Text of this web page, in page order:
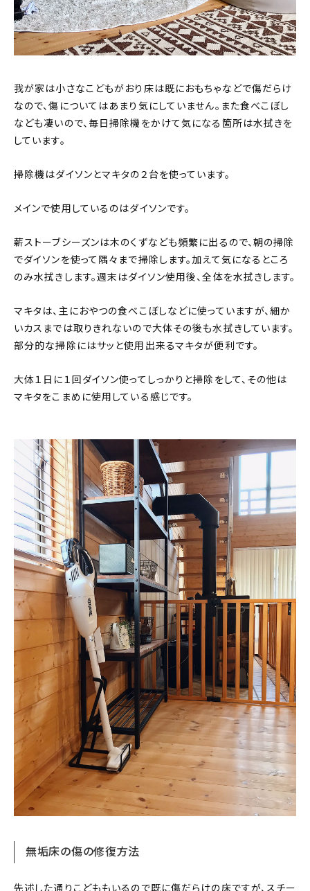
我が家は小さなこどもがおり床は既におもちゃなどで傷だらけ
なので、傷についてはあまり気にしていません。また食べこぼし
なども凄いので、毎日掃除機をかけて気になる箇所は水拭きを
しています。
掃除機はダイソンとマキタの２台を使っています。
メインで使用しているのはダイソンです。
薪ストーブシーズンは木のくずなども頻繁に出るので、朝の掃除
でダイソンを使って隅々まで掃除します。加えて気になるところ
のみ水拭きします。週末はダイソン使用後、全体を水拭きします。
マキタは、主におやつの食べこぼしなどに使っていますが、細か
いカスまでは取りきれないので大体その後も水拭きしています。
部分的な掃除にはサッと使用出来るマキタが便利です。
大体１日に１回ダイソン使ってしっかりと掃除をして、その他は
マキタをこまめに使用している感じです。
無垢床の傷の修復方法
先述した通りこどももいるので既に傷だらけの床ですが、スチー